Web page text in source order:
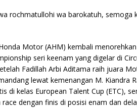
rochmatullohi wa barokatuh, semoga
Motor (AHM) kembali
seri keenam yang digelar di
Fadillah Arbi Aditama raih juara
lewat kemenangan M. Kiandra
di kelas European Talent Cup (ETC),
dengan finis di posisi enam dan